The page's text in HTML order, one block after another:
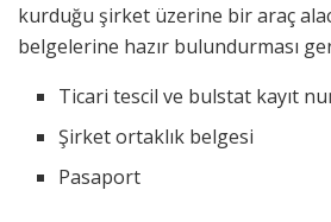
kurduğu şirket üzerine bir araç
belgelerine hazır bulundurması
Ticari tescil ve bulstat kayıt
Şirket ortaklık belgesi
Pasaport